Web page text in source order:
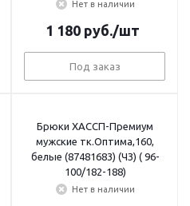
Нет в наличии
1 180руб./шт
Под заказ
Брюки ХАССП-Премиум
мужские тк.Оптима,160,
белые (87481683) (ЧЗ) ( 96-
100/182-188)
Нет в наличии